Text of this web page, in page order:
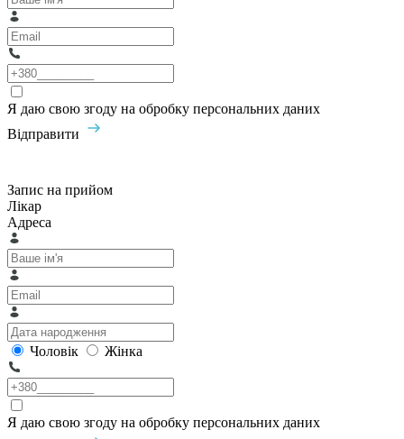
Я даю свою згоду на обробку персональних даних
Відправити
Запис на прийом
Лікар
Адреса
Чоловік Жінка
Я даю свою згоду на обробку персональних даних